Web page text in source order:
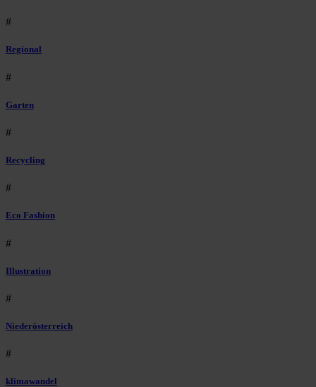
#
Regional
#
Garten
#
Recycling
#
Eco Fashion
#
Illustration
#
Niederösterreich
#
klimawandel